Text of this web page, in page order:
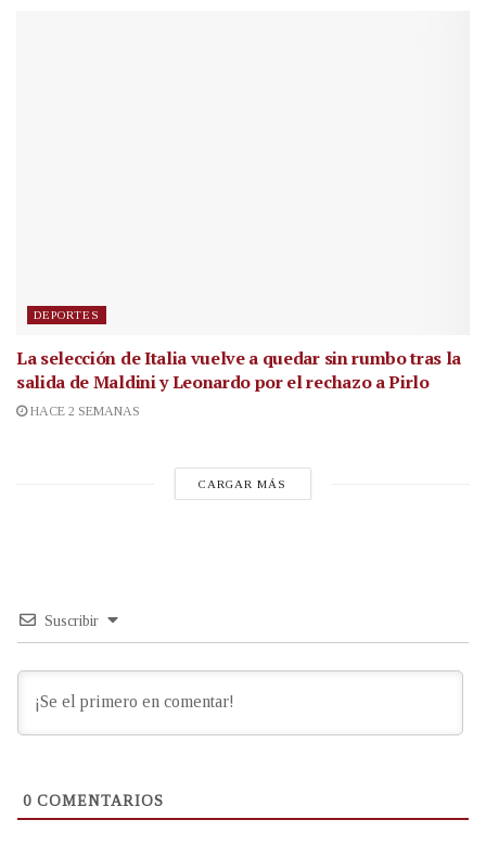
DEPORTES
La selección de Italia vuelve a quedar sin rumbo tras la
salida de Maldini y Leonardo por el rechazo a Pirlo
HACE 2 SEMANAS
CARGAR MÁS
Suscribir
0 COMENTARIOS